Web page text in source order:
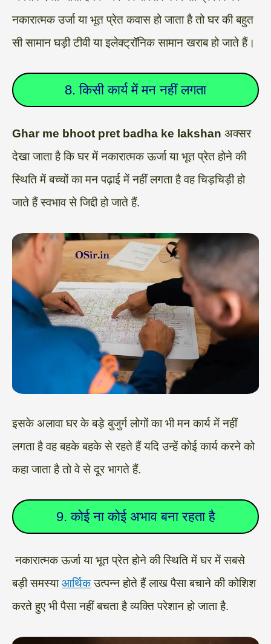
नकारात्मक उर्जा या भूत प्रेत कवास हो जाता है तो घर की बहुत
सी सामान घड़ी टीवी या इलेक्ट्रॉनिक सामान खराब हो जाते हैं।
8. किसी कार्य में मन नहीं लगता
Ghar me bhoot pret badha ke lakshan अक्सर
देखा जाता है कि घर में नकारात्मक ऊर्जा या भूत प्रेत होने की
स्थिति में बच्चों का मन पढ़ाई में नहीं लगता है वह चिड़चिड़ी हो
जाते हैं स्वभाव से जिद्दी हो जाते हैं.
इसके अलावा घर के बड़े बुजुर्ग लोगों का भी मन कार्य में नहीं
लगता है वह बहके बहके से रहते हैं यदि उन्हें कोई कार्य करने को
कहा जाता है तो वे से दूर भागते हैं.
9. कोई ना कोई अभाव बना रहता है
नकारात्मक ऊर्जा या भूत प्रेत होने की स्थिति में घर में सबसे
बड़ी समस्याआर्थिकउत्पन्न होते हैं लाख पैसा बचाने की कोशिश
करते हुए भी पैसा नहीं बचता है व्यक्ति परेशान हो जाता है.